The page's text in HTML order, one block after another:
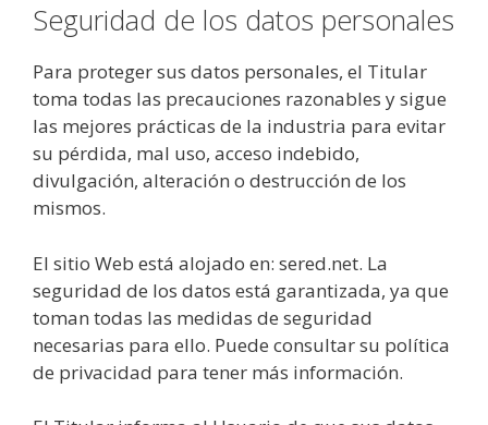
Seguridad de los datos personales
Para proteger sus datos personales, el Titular
toma todas las precauciones razonables y sigue
las mejores prácticas de la industria para evitar
su pérdida, mal uso, acceso indebido,
divulgación, alteración o destrucción de los
mismos.
El sitio Web está alojado en: sered.net. La
seguridad de los datos está garantizada, ya que
toman todas las medidas de seguridad
necesarias para ello. Puede consultar su política
de privacidad para tener más información.